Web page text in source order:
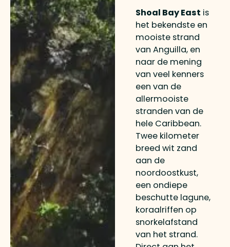
Shoal Bay East is
het bekendste en
mooiste strand
van Anguilla, en
naar de mening
van veel kenners
een van de
allermooiste
stranden van de
hele Caribbean.
Twee kilometer
breed wit zand
aan de
noordoostkust,
een ondiepe
beschutte lagune,
koraalriffen op
snorkelafstand
van het strand.